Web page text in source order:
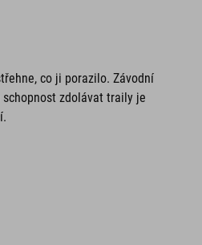
co ji porazilo. Závodní
schopnost zdolávat traily je